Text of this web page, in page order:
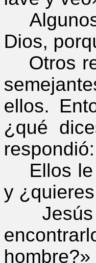
Algunos
Dios,
Otros
ellos.
¿qué
Ellos le
y
Jesús
hombre?»